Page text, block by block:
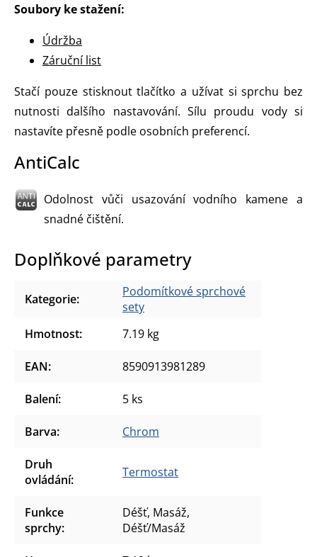
Soubory ke stažení:
Údržba
Záruční list
Stačí pouze stisknout tlačítko a užívat si sprchu bez
nutnosti dalšího nastavování. Sílu proudu vody si
nastavíte přesně podle osobních preferencí.
AntiCalc
Odolnost vůči usazování vodního kamene a
snadné čištění.
Doplňkové parametry
Kategorie:
Podomítkové sprchové
sety
Hmotnost: 7.19 kg
EAN: 8590913981289
Balení: 5 ks
Barva: Chrom
Druh
ovládání: Termostat
Funkce
sprchy:
Déšť, Masáž,
Déšť/Masáž